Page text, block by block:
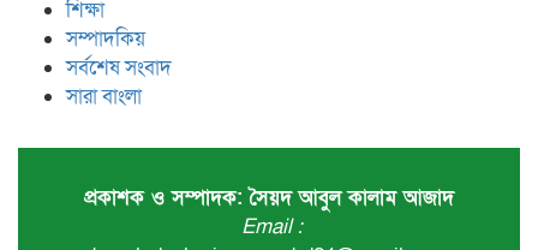
শিক্ষা
সম্পাদকিয়
সর্বশেষ সংবাদ
সারা বাংলা
প্রকাশক ও সম্পাদক: সৈয়দ আবুল কালাম আজাদ
Email :